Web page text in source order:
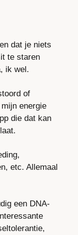
dat je niets
te staren
ik wel.
of
energie
die dat kan
etc. Allemaal
een DNA-